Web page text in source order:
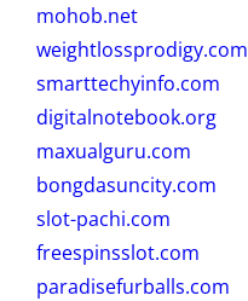
mohob.net
weightlossprodigy.com
smarttechyinfo.com
digitalnotebook.org
maxualguru.com
bongdasuncity.com
slot-pachi.com
freespinsslot.com
paradisefurballs.com